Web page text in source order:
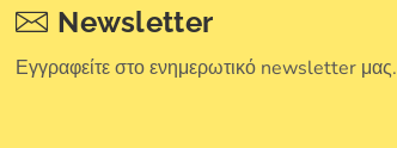
Newsletter
Εγγραφείτε στο ενημερωτικό newsletter μας.